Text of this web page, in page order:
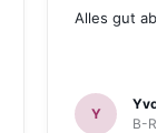
Alles gut
Y
B-